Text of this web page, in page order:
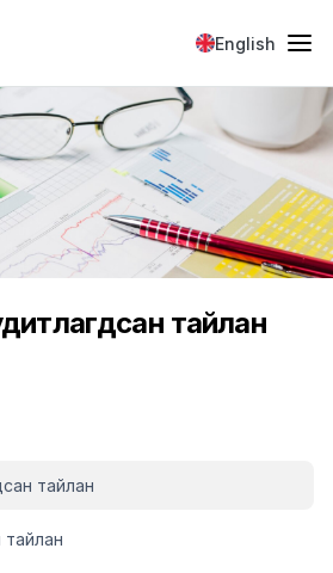
English
тайлан
тайлан
тайлан